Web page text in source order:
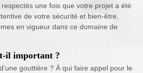
une fois que votre projet a été
de votre sécurité et bien-être,
en vigueur dans ce domaine de
il important ?
gouttière ? À qui faire appel pour le